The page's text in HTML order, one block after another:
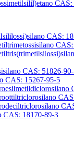
CAS:
CAS: 51826-
CAS: 15267-95-5
CAS: 18170-89-3